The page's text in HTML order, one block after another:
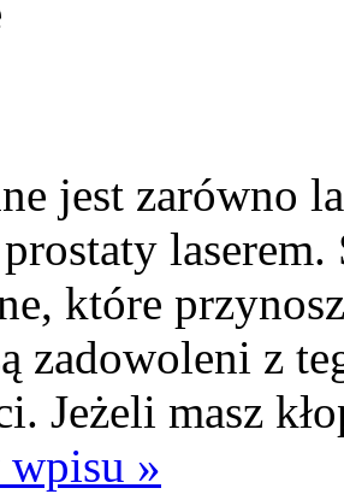
jest zarówno
które
zadowoleni z
Jeżeli masz
wpisu »